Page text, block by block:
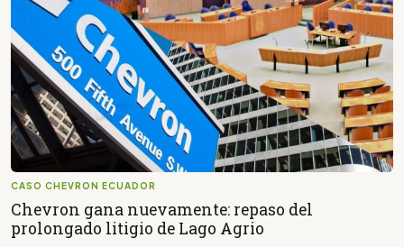
CASO CHEVRON ECUADOR
Chevron gana nuevamente: repaso del
prolongado litigio de Lago Agrio